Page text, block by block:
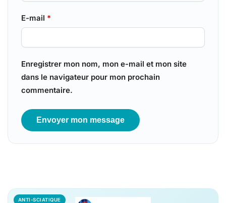
E-mail *
Enregistrer mon nom, mon e-mail et mon site
dans le navigateur pour mon prochain
commentaire.
ANTI-SCIATIQUE